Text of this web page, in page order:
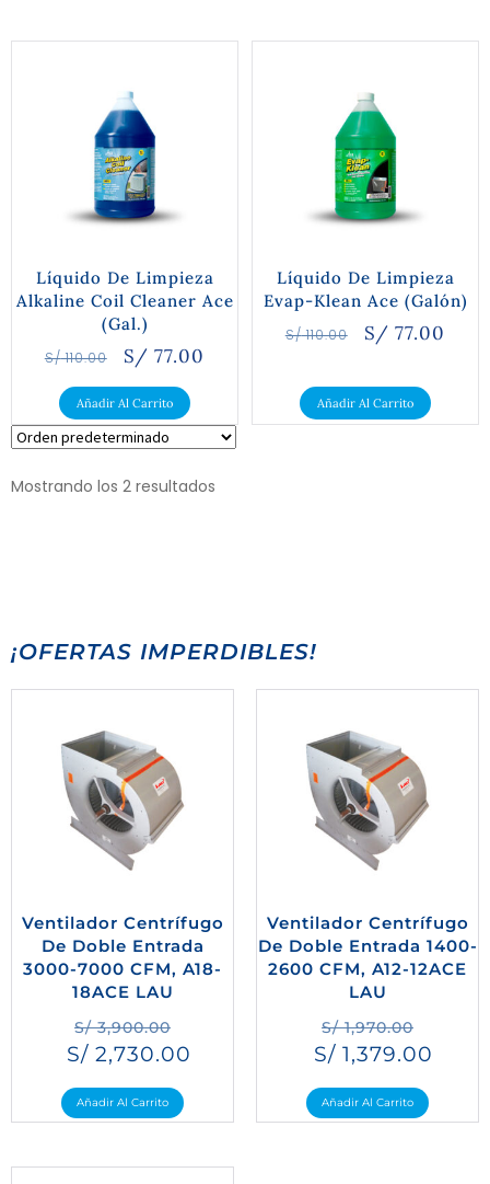
Líquido De Limpieza
Alkaline Coil Cleaner Ace
(Gal.)
S/110.00 S/ 77.00
Añadir Al Carrito
Líquido De Limpieza
Evap-Klean Ace (Galón)
S/110.00 S/ 77.00
Añadir Al Carrito
Mostrando los 2 resultados
¡OFERTAS IMPERDIBLES!
Ventilador Centrífugo
De Doble Entrada
3000-7000 CFM, A18-
18ACE LAU
S/3,900.00
S/2,730.00
Añadir Al Carrito
Ventilador Centrífugo
De Doble Entrada 1400-
2600 CFM, A12-12ACE
LAU
S/1,970.00
S/ 1,379.00
Añadir Al Carrito